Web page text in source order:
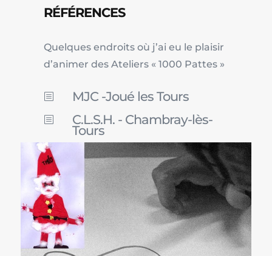
RÉFÉRENCES
Quelques endroits où j’ai eu le plaisir
d’animer des Ateliers « 1000 Pattes »
b MJC -Joué les Tours
b C.L.S.H. - Chambray-lès-
Tours